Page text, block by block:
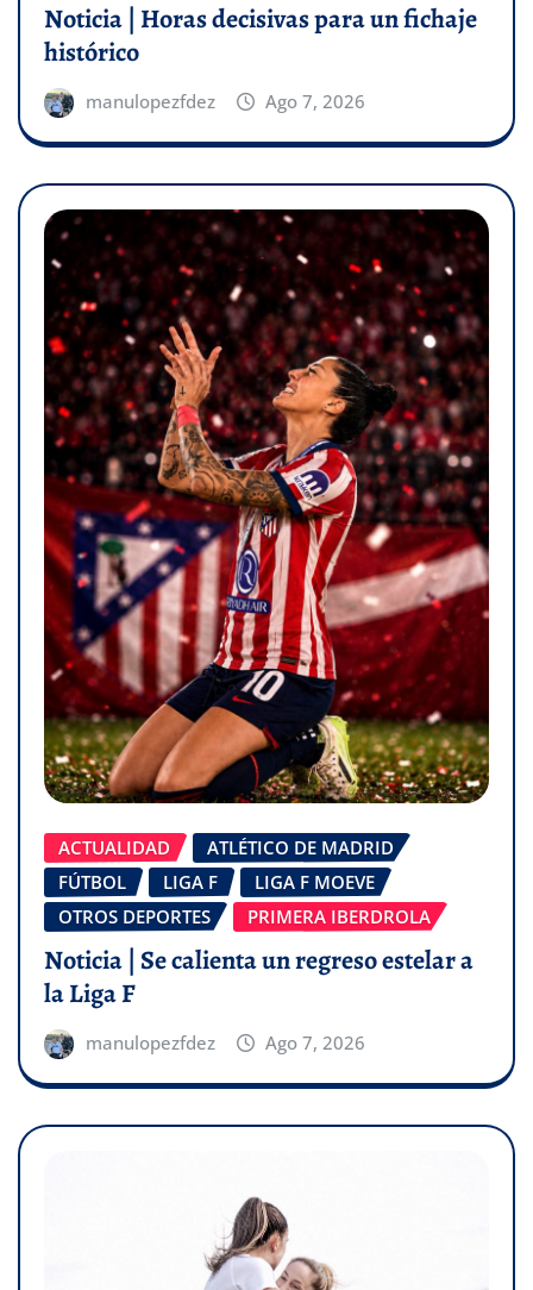
Noticia | Horas decisivas para un fichaje
histórico
manulopezfdez Ago 7, 2026
ACTUALIDAD
ATLÉTICO DE MADRID
FÚTBOL
LIGA F
LIGA F MOEVE
OTROS DEPORTES
PRIMERA IBERDROLA
Noticia | Se calienta un regreso estelar a
la Liga F
manulopezfdez Ago 7, 2026